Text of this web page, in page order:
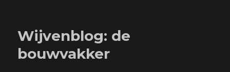
Wijvenblog: de
bouwvakker